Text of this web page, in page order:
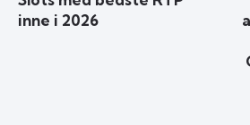
inne i 2026